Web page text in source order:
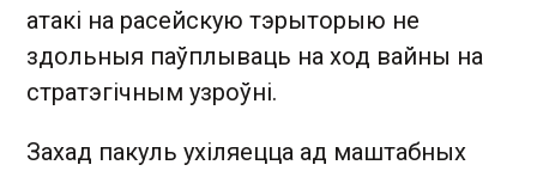
атакі на расейскую тэрыторыю не
здольныя паўплываць на ход вайны на
стратэгічным узроўні.
Захад пакуль ухіляецца ад маштабных